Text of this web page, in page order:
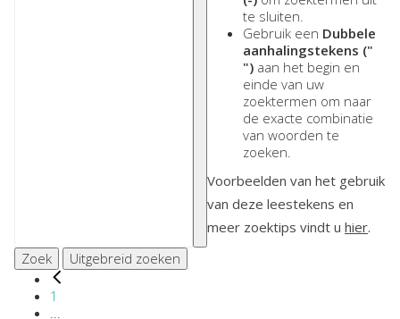
te sluiten.
Gebruik een Dubbele
aanhalingstekens ("
") aan het begin en
einde van uw
zoektermen om naar
de exacte combinatie
van woorden te
zoeken.
Voorbeelden van het gebruik
van deze leestekens en
meer zoektips vindt u hier.
Zoek
Uitgebreid zoeken
1